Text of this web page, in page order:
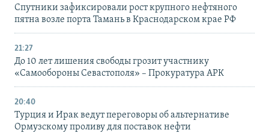
Спутники зафиксировали рост крупного нефтяного
пятна возле порта Тамань в Краснодарском крае РФ
21:27
До 10 лет лишения свободы грозит участнику
«Самообороны Севастополя» – Прокуратура АРК
20:40
Турция и Ирак ведут переговоры об альтернативе
Ормузскому проливу для поставок нефти